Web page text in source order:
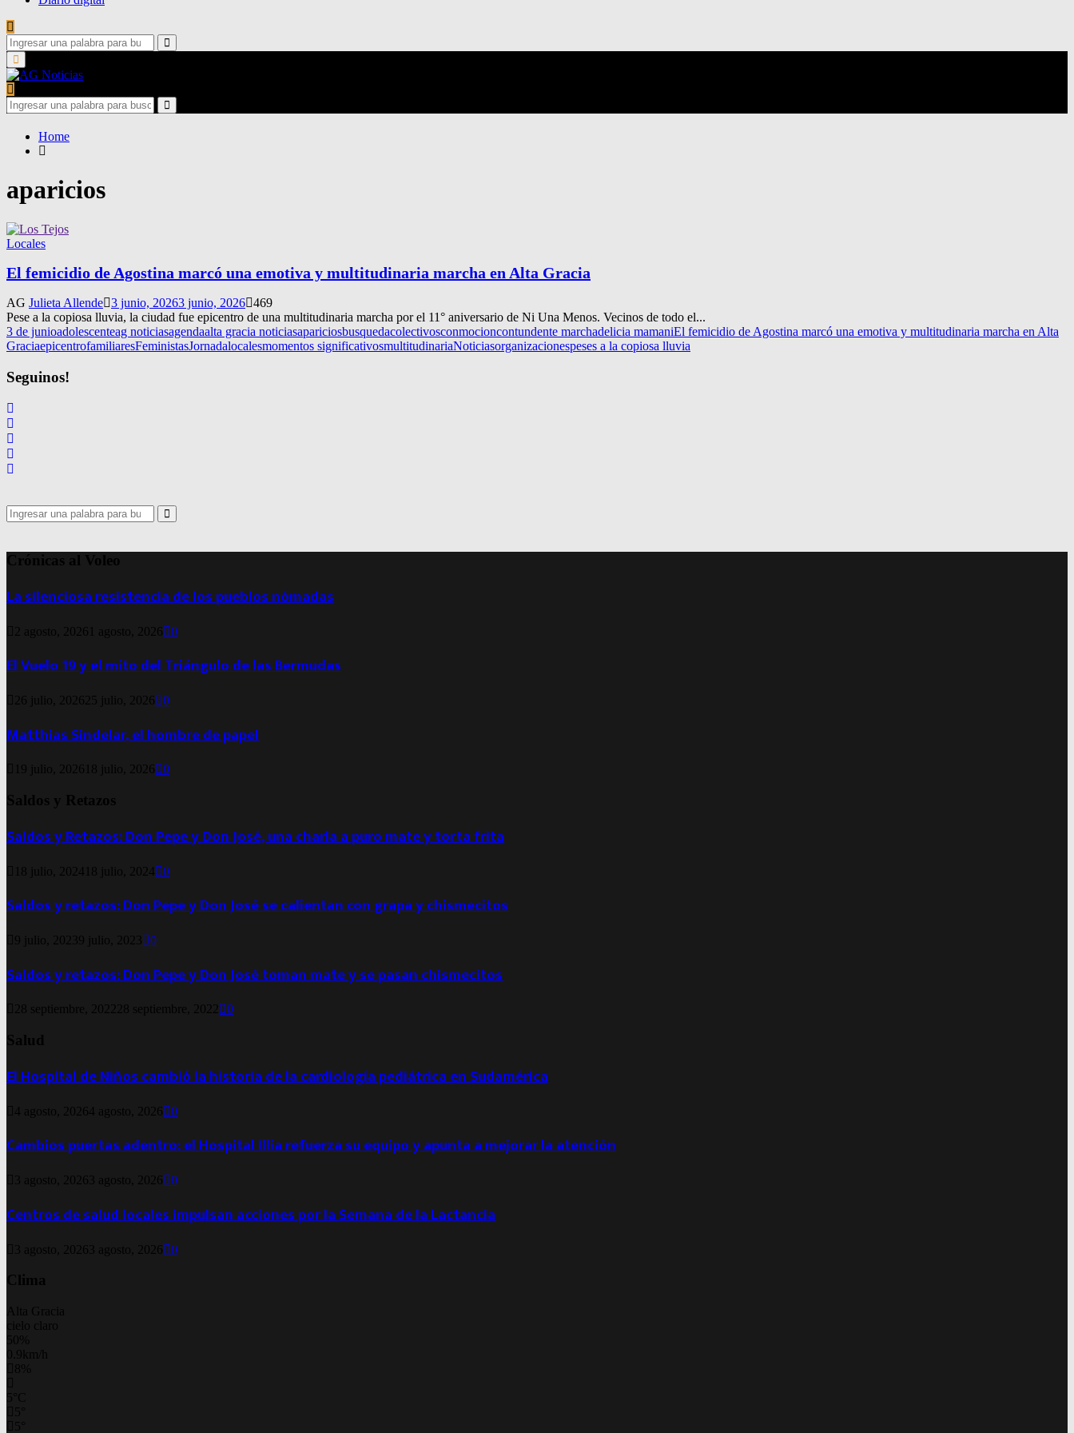
Search
for:
Search
Primary
Menu
Search
for:
Search
Home
aparicios
Locales
El femicidio de Agostina marcó una emotiva y multitudinaria marcha en Alta Gracia
AG Julieta Allende 3 junio, 20263 junio, 2026 469
Pese a la copiosa lluvia, la ciudad fue epicentro de una multitudinaria marcha por el 11° aniversario de Ni Una Menos. Vecinos de todo el...
3 de junioadolescenteag noticiasagendaalta gracia noticiasapariciosbusquedacolectivosconmocioncontundente marchadelicia mamaniEl femicidio de Agostina marcó una emotiva y multitudinaria marcha en Alta
GraciaepicentrofamiliaresFeministasJornadalocalesmomentos significativosmultitudinariaNoticiasorganizacionespeses a la copiosa lluvia
Seguinos!
Search
for:
Search
Crónicas al Voleo
La silenciosa resistencia de los pueblos nómadas
2 agosto, 2026 1 agosto, 2026 0
El Vuelo 19 y el mito del Triángulo de las Bermudas
26 julio, 2026 25 julio, 2026 0
Matthias Sindelar, el hombre de papel
19 julio, 2026 18 julio, 2026 0
Saldos y Retazos
Saldos y Retazos: Don Pepe y Don José, una charla a puro mate y torta frita
18 julio, 2024 18 julio, 2024 0
Saldos y retazos: Don Pepe y Don José se calientan con grapa y chismecitos
9 julio, 20239 julio, 2023 0
Saldos y retazos: Don Pepe y Don José toman mate y se pasan chismecitos
28 septiembre, 202228 septiembre, 2022 0
Salud
El Hospital de Niños cambió la historia de la cardiología pediátrica en Sudamérica
4 agosto, 20264 agosto, 2026 0
Cambios puertas adentro: el Hospital Illia refuerza su equipo y apunta a mejorar la atención
3 agosto, 2026 3 agosto, 2026 0
Centros de salud locales impulsan acciones por la Semana de la Lactancia
3 agosto, 2026 3 agosto, 2026 0
Clima
Alta Gracia
cielo claro
50%
0.9km/h
8%
5 C
5
5